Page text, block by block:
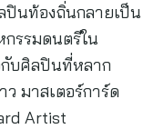
ปินท้องถิ่นกลายเป็น
รรมดนตรีใน
กับศิลปินที่หลาก
มาสเตอร์การ์ด
Artist